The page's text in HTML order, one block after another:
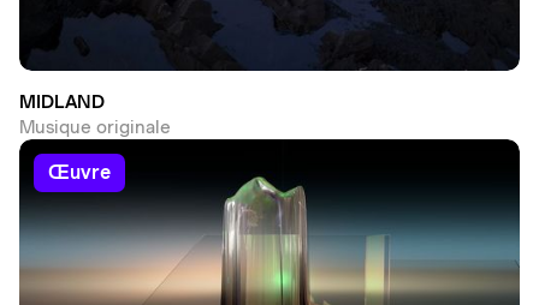
MIDLAND
Musique originale
œuvre